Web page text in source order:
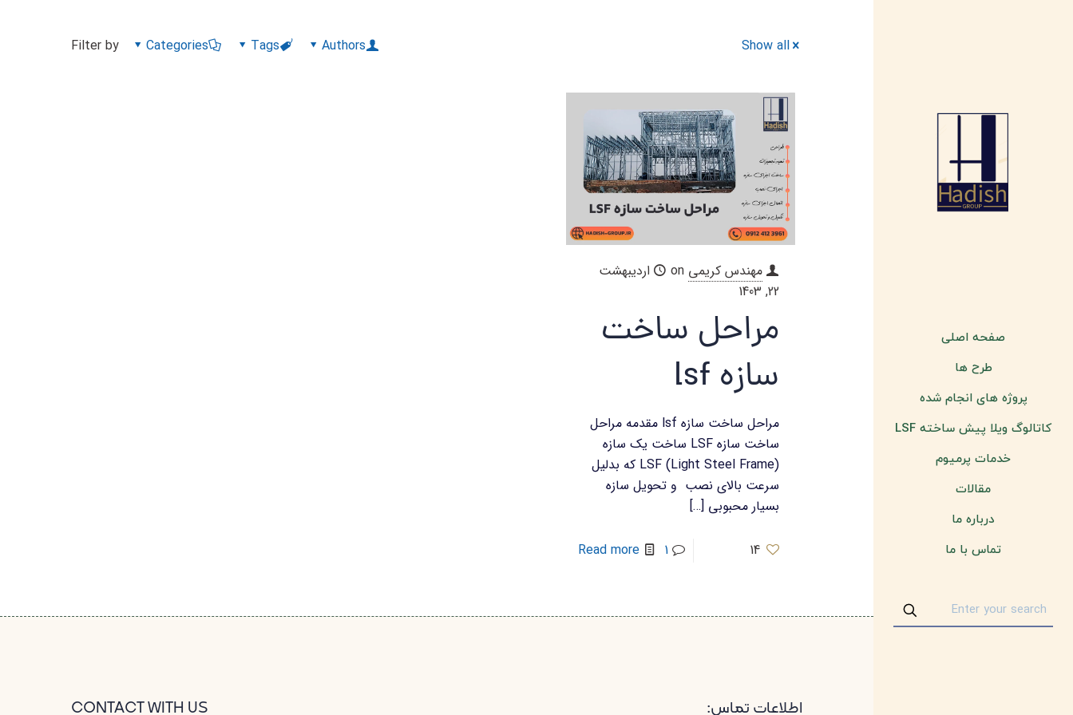
صفحه اصلی
طرح ها
پروژه های انجام شده
کاتالوگ ویلا پیش ساخته LSF
خدمات پرمیوم
مقالات
درباره ما
تماس با ما
Filter by Categories Tags Authors Show all
مهندس کریمی on
اردیبهشت
22, 1403
مراحل ساخت
سازه lsf
مراحل ساخت سازه lsf مقدمه مراحل
ساخت سازه LSF ساخت یک سازه
LSF (Light Steel Frame) که بدلیل
سرعت بالای نصب و تحویل سازه
بسیار محبوبی […]
14
1
Read more
اطلاعات تماس: CONTACT WITH US